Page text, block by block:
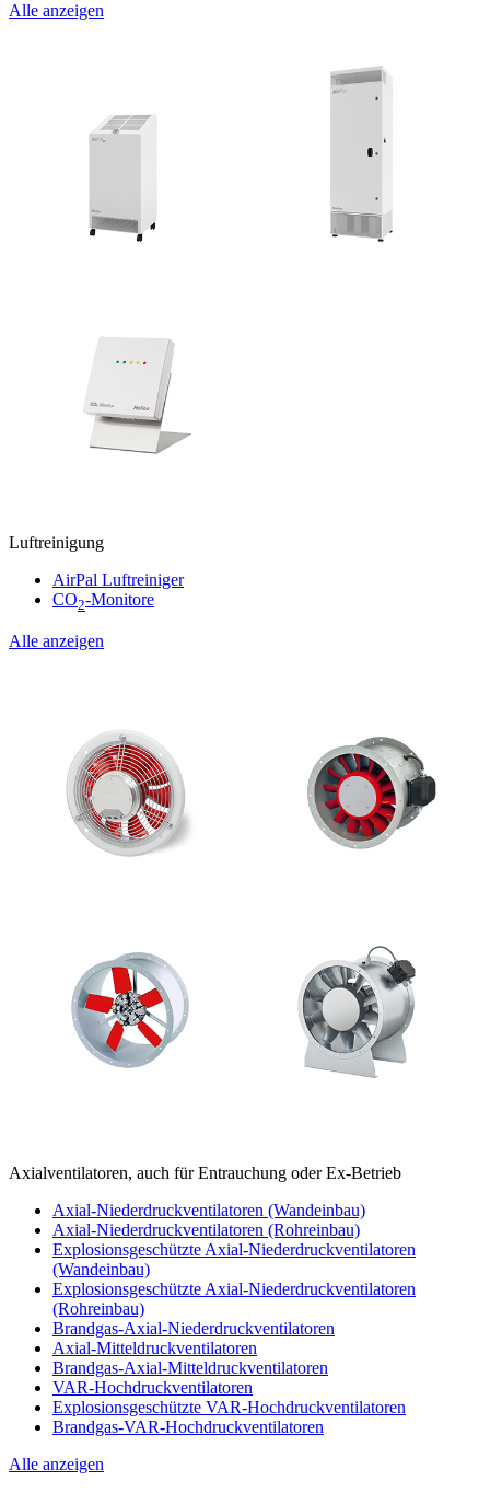
Alle anzeigen
Luftreinigung
AirPal Luftreiniger
CO2-Monitore
Alle anzeigen
Axialventilatoren, auch für Entrauchung oder Ex-Betrieb
Axial-Niederdruckventilatoren (Wandeinbau)
Axial-Niederdruckventilatoren (Rohreinbau)
Explosionsgeschützte Axial-Niederdruckventilatoren
(Wandeinbau)
Explosionsgeschützte Axial-Niederdruckventilatoren
(Rohreinbau)
Brandgas-Axial-Niederdruckventilatoren
Axial-Mitteldruckventilatoren
Brandgas-Axial-Mitteldruckventilatoren
VAR-Hochdruckventilatoren
Explosionsgeschützte VAR-Hochdruckventilatoren
Brandgas-VAR-Hochdruckventilatoren
Alle anzeigen